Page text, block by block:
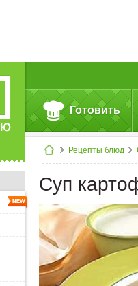
Готовить
Рецепты блюд
Суп